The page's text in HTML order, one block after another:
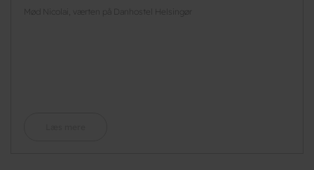
Mød Nicolai, værten på Danhostel Helsingør